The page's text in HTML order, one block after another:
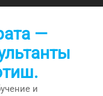
—
и